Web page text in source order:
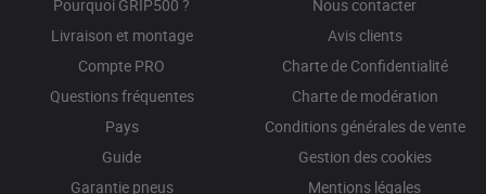
Pourquoi GRIP500 ?
Livraison et montage
Compte PRO
Questions fréquentes
Pays
Guide
Garantie pneus
Nous contacter
Avis clients
Charte de Confidentialité
Charte de modération
Conditions générales de vente
Gestion des cookies
Mentions légales